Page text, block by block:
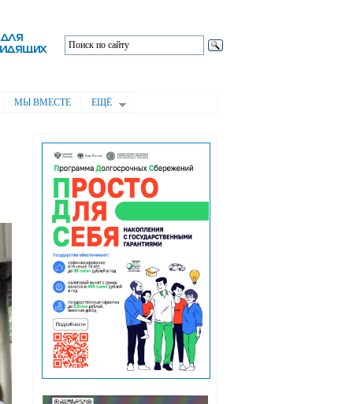
МЫ ВМЕСТЕ ЕЩЁ